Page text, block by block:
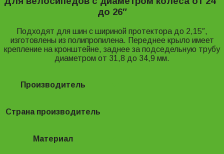
до 26″
Подходят для шин с шириной протектора до 2,15″,
изготовлены из полипропилена. Переднее крыло имеет
крепление на кронштейне, заднее за подседельную трубу
диаметром от 31,8 до 34,9 мм.
Производитель
Страна производитель
Материал